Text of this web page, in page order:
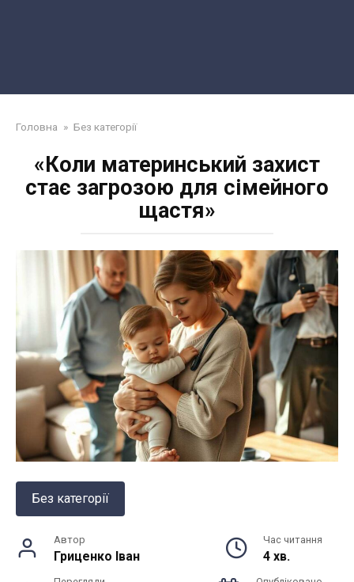
Головна » Без категорії
«Коли материнський захист
стає загрозою для сімейного
щастя»
Без категорії
Автор
Гриценко Іван
Час читання
4 хв.